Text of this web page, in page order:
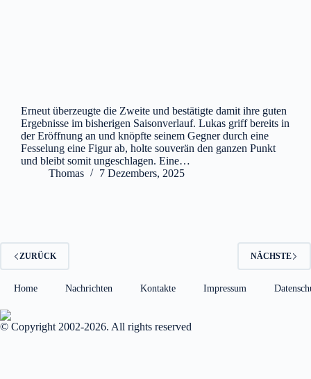
Erneut überzeugte die Zweite und bestätigte damit ihre guten
Ergebnisse im bisherigen Saisonverlauf. Lukas griff bereits in
der Eröffnung an und knöpfte seinem Gegner durch eine
Fesselung eine Figur ab, holte souverän den ganzen Punkt
und bleibt somit ungeschlagen. Eine…
Thomas
7 Dezembers, 2025
ZURÜCK NÄCHSTE
Home Nachrichten Kontakte Impressum
© Copyright 2002-2026. All rights reserved